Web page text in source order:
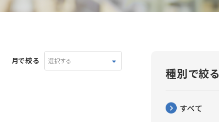
月で絞る 選択する
種別で絞る
すべて